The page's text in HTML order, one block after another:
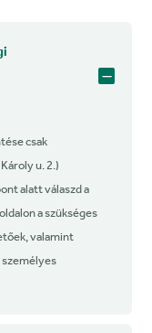
csak
u. 2.)
alatt válaszd a
a szükséges
valamint
személyes